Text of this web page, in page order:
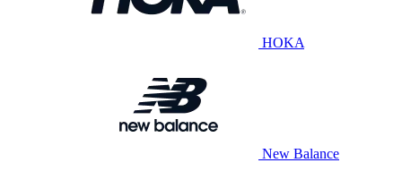
HOKA
New Balance